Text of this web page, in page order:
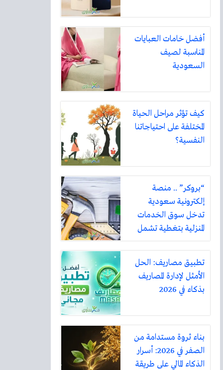
أفضل خامات العبايات
المناسبة لصيف
السعودية
كيف تؤثر مراحل الحياة
المختلفة على احتياجاتنا
النفسية؟
“بروكر” .. منصة
إلكترونية سعودية
تدخل سوق الخدمات
المنزلية بتغطية تشمل
أكثر من ثلاثين مدينة
تطبيق مصاريف: الحل
الأمثل لإدارة المصاريف
بذكاء في 2026
بناء ثروة مستدامة من
الصفر في 2026: أسرار
الذكاء المالي على طريقة